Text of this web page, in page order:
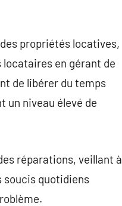
propriétés locatives,
en gérant de
de libérer du temps
un niveau élevé de
réparations, veillant à
soucis quotidiens